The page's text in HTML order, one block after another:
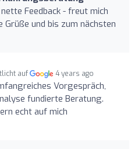
Feedback - freut mich
Grüße und bis zum nächsten
auf 4 years ago
Vorgespräch,
fundierte Beratung.
echt auf mich